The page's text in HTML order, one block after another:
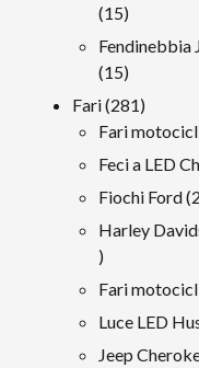
1515
prodotti
Fendinebbia
1515
prodotti
Fari 281281
Fari
Feci a LED
Fiochi Ford 2
Harley
45
prodotti
Fari
Luce LED
Jeep